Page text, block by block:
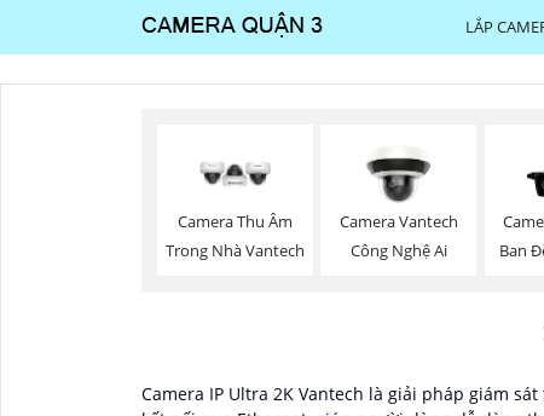
LẮP
Camera Thu Âm
Trong Nhà Vantech
Camera Vantech
Công Nghệ Ai
Ban
Camera IP Ultra 2K Vantech là giải pháp giám